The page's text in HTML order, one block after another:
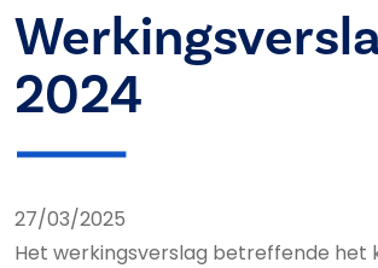
2024
27/03/2025
Het werkingsverslag betreffende het